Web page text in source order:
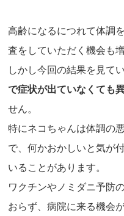
高齢になるにつれて体調
査をしていただく機会も
しかし今回の結果を見て
で症状が出ていなくても
せん。
特にネコちゃんは体調の
で、何かおかしいと気が
いることがあります。
ワクチンやノミダニ予防
おらず、病院に来る機会